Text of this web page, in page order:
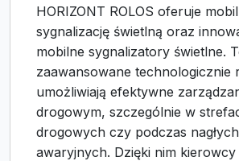
HORIZONT ROLOS oferuje
sygnalizację świetlną oraz
mobilne sygnalizatory świetlne.
zaawansowane technologicznie
umożliwiają efektywne
drogowym, szczególnie w
drogowych czy podczas
awaryjnych. Dzięki nim kierowcy